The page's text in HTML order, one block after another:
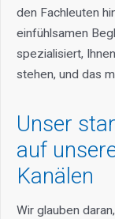
den Fachleuten
einfühlsamen
spezialisiert,
stehen, und das
Unser
auf
Kanälen
Wir glauben